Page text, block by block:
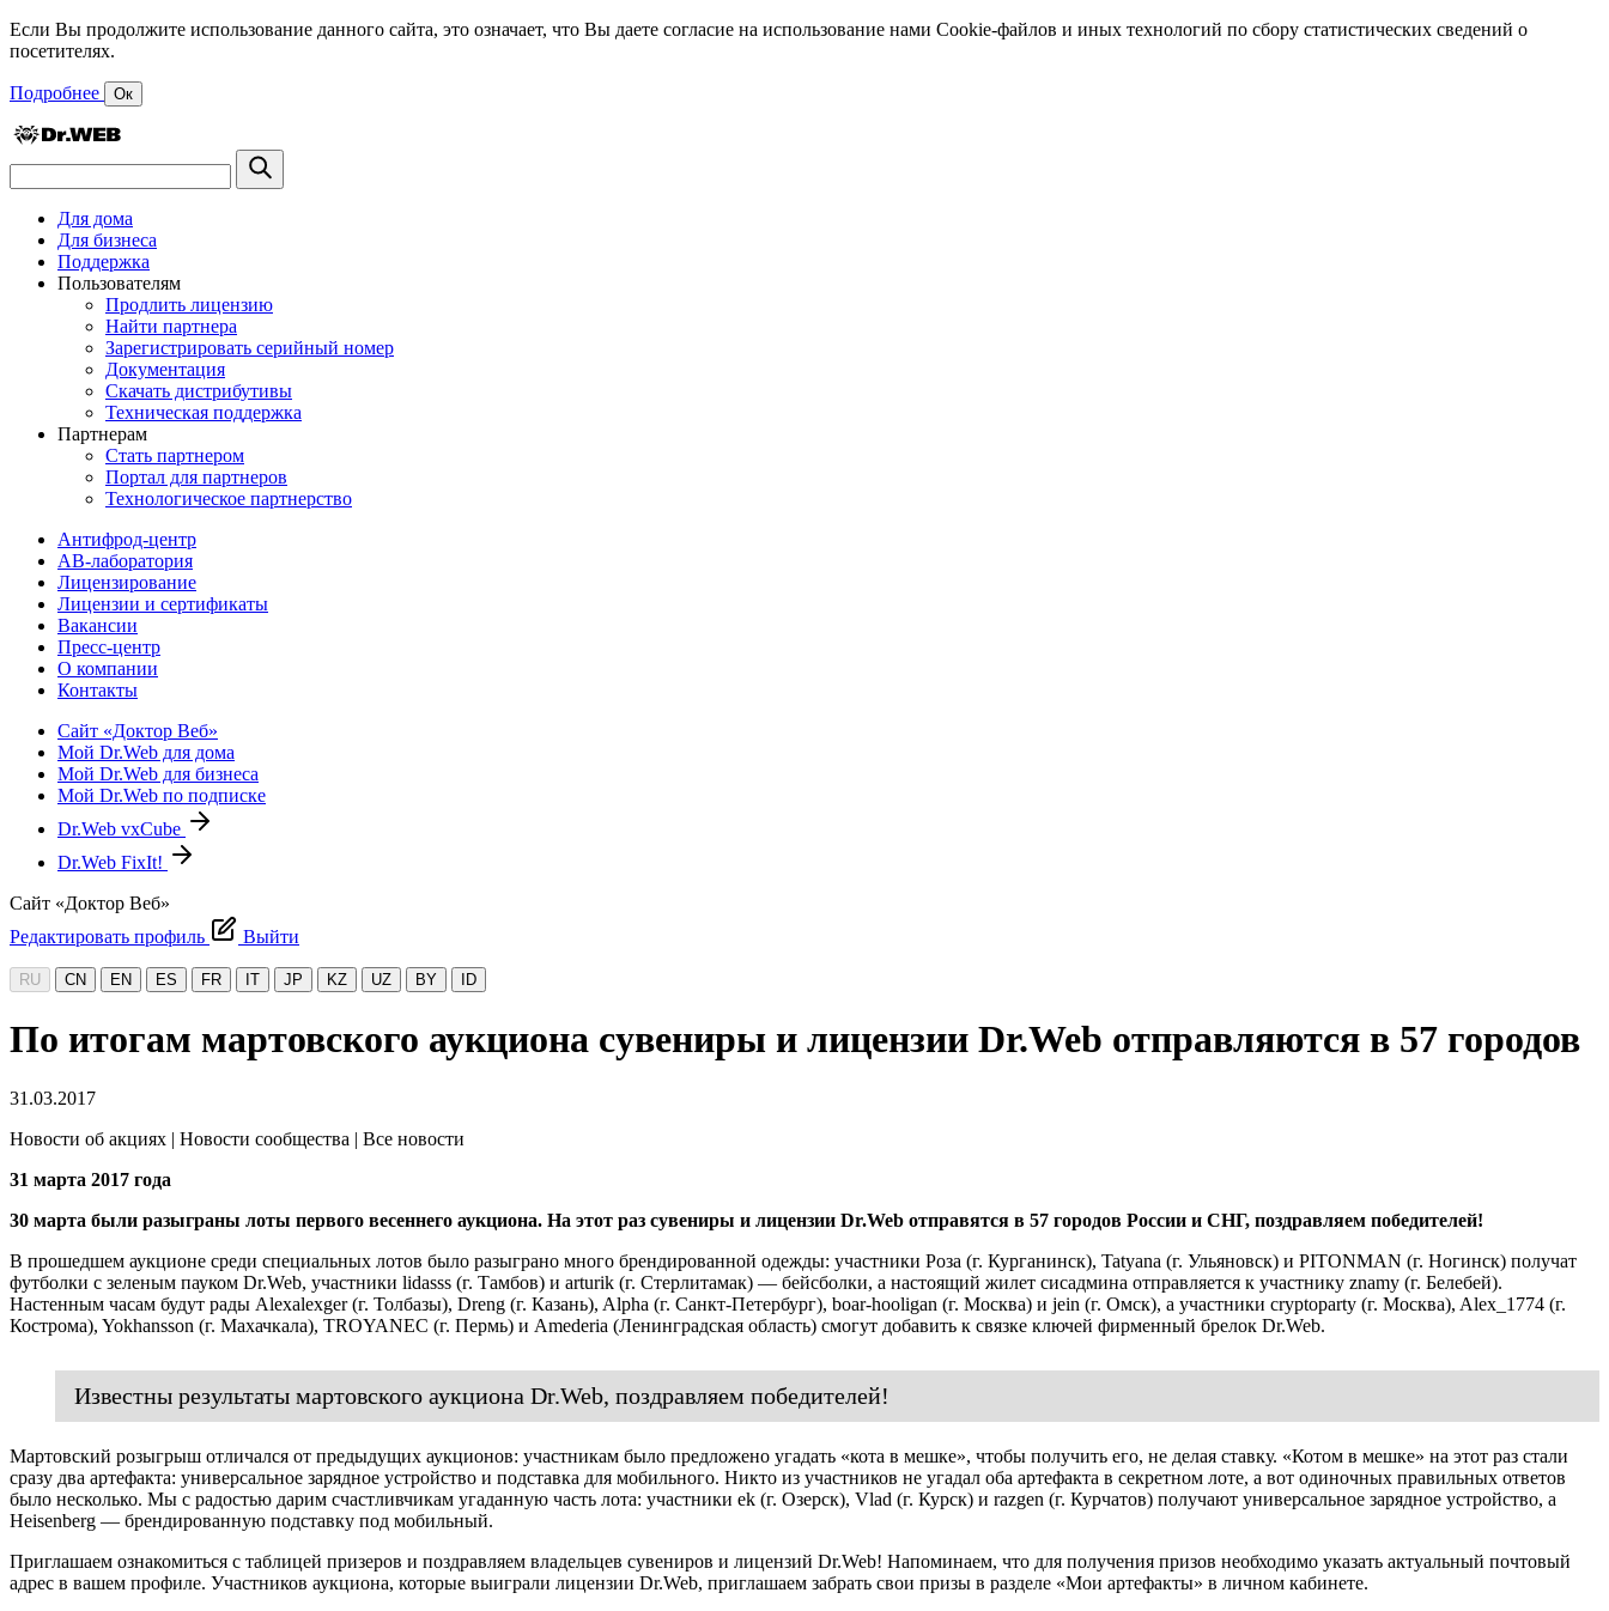
Если Вы продолжите использование данного сайта, это означает, что Вы даете согласие на использование нами Cookie-файлов и иных технологий по сбору статистических сведений о
посетителях.
Подробнее Ок
Для дома
Для бизнеса
Поддержка
Пользователям
Продлить лицензию
Найти партнера
Зарегистрировать серийный номер
Документация
Скачать дистрибутивы
Техническая поддержка
Партнерам
Стать партнером
Портал для партнеров
Технологическое партнерство
Антифрод-центр
АВ-лаборатория
Лицензирование
Лицензии и сертификаты
Вакансии
Пресс-центр
О компании
Контакты
Сайт «Доктор Веб»
Мой Dr.Web для дома
Мой Dr.Web для бизнеса
Мой Dr.Web по подписке
Dr.Web vxCube
Dr.Web FixIt!
Сайт «Доктор Веб»
Редактировать профиль
Выйти
RU CN EN ES FR IT JP KZ UZ BY ID
По итогам мартовского аукциона сувениры и лицензии Dr.Web отправляются в 57 городов
31.03.2017
Новости об акциях | Новости сообщества | Все новости
31 марта 2017 года
30 марта были разыграны лоты первого весеннего аукциона. На этот раз сувениры и лицензии Dr.Web отправятся в 57 городов России и СНГ, поздравляем победителей!
В прошедшем аукционе среди специальных лотов было разыграно много брендированной одежды: участники Роза (г. Курганинск), Tatyana (г. Ульяновск) и PITONMAN (г. Ногинск) получат
футболки с зеленым пауком Dr.Web, участники lidasss (г. Тамбов) и arturik (г. Стерлитамак) — бейсболки, а настоящий жилет сисадмина отправляется к участнику znamy (г. Белебей).
Настенным часам будут рады Alexalexger (г. Толбазы), Dreng (г. Казань), Alpha (г. Санкт-Петербург), boar-hooligan (г. Москва) и jein (г. Омск), а участники cryptoparty (г. Москва), Alex_1774 (г.
Кострома), Yokhansson (г. Махачкала), TROYANEC (г. Пермь) и Amederia (Ленинградская область) смогут добавить к связке ключей фирменный брелок Dr.Web.
Известны результаты мартовского аукциона Dr.Web, поздравляем победителей!
Мартовский розыгрыш отличался от предыдущих аукционов: участникам было предложено угадать «кота в мешке», чтобы получить его, не делая ставку. «Котом в мешке» на этот раз стали
сразу два артефакта: универсальное зарядное устройство и подставка для мобильного. Никто из участников не угадал оба артефакта в секретном лоте, а вот одиночных правильных ответов
было несколько. Мы с радостью дарим счастливчикам угаданную часть лота: участники ek (г. Озерск), Vlad (г. Курск) и razgen (г. Курчатов) получают универсальное зарядное устройство, а
Heisenberg — брендированную подставку под мобильный.
Приглашаем ознакомиться с таблицей призеров и поздравляем владельцев сувениров и лицензий Dr.Web! Напоминаем, что для получения призов необходимо указать актуальный почтовый
адрес в вашем профиле. Участников аукциона, которые выиграли лицензии Dr.Web, приглашаем забрать свои призы в разделе «Мои артефакты» в личном кабинете.